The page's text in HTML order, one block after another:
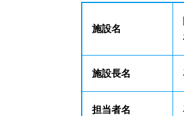
施設名
施設長名
担当者名